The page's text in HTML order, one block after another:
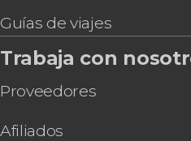
Guías de viajes
Trabaja con
Proveedores
Afiliados